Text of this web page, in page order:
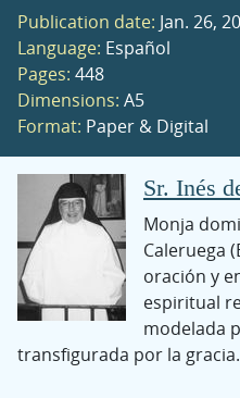
Publication date: Jan. 26,
Language: Español
Pages: 448
Dimensions: A5
Format: Paper & Digital
Sr. Inés
Monja
Caleruega
oración y
espiritual
modelada
transfigurada por la gracia.